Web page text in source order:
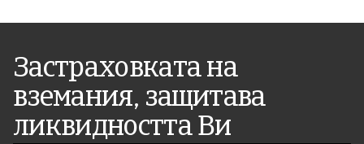
Застраховката на
вземания, защитава
ликвидността Ви